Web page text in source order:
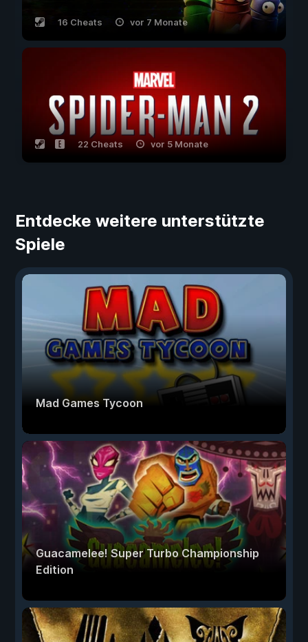
16 Cheats vor 7 Monate
22 Cheats vor 5 Monate
Entdecke weitere unterstützte
Spiele
Mad Games Tycoon
Guacamelee! Super Turbo Championship
Edition